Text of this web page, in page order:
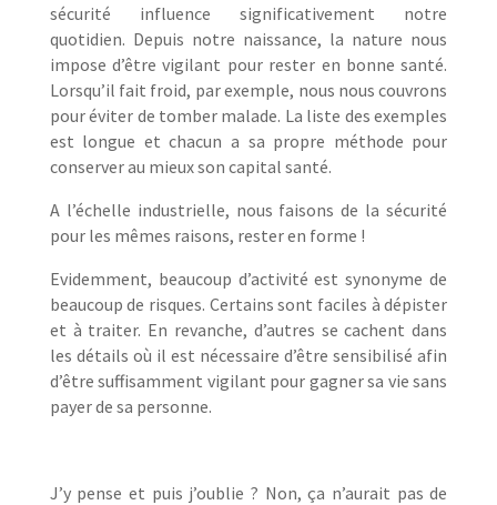
sécurité influence significativement notre
quotidien. Depuis notre naissance, la nature nous
impose d’être vigilant pour rester en bonne santé.
Lorsqu’il fait froid, par exemple, nous nous couvrons
pour éviter de tomber malade. La liste des exemples
est longue et chacun a sa propre méthode pour
conserver au mieux son capital santé.
A l’échelle industrielle, nous faisons de la sécurité
pour les mêmes raisons, rester en forme !
Evidemment, beaucoup d’activité est synonyme de
beaucoup de risques. Certains sont faciles à dépister
et à traiter. En revanche, d’autres se cachent dans
les détails où il est nécessaire d’être sensibilisé afin
d’être suffisamment vigilant pour gagner sa vie sans
payer de sa personne.
J’y pense et puis j’oublie ? Non, ça n’aurait pas de